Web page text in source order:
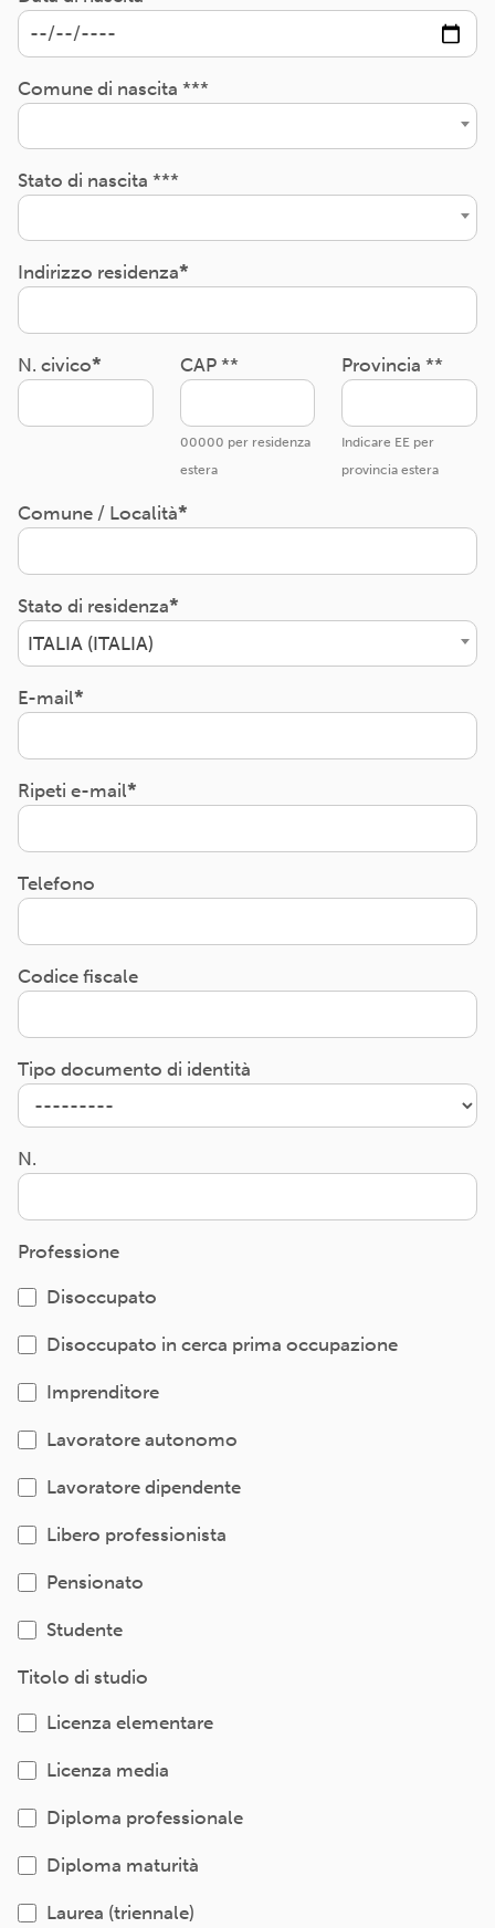
Comune di nascita ***
Stato di nascita ***
Indirizzo residenza
N. civico CAP **
00000 per residenza
estera
Provincia **
Indicare EE per
provincia estera
Comune / Località
Stato di residenza
ITALIA (ITALIA)
E-mail
Ripeti e-mail
Telefono
Codice fiscale
Tipo documento di identità
N.
Professione
Disoccupato
Disoccupato in cerca prima occupazione
Imprenditore
Lavoratore autonomo
Lavoratore dipendente
Libero professionista
Pensionato
Studente
Titolo di studio
Licenza elementare
Licenza media
Diploma professionale
Diploma maturità
Laurea (triennale)